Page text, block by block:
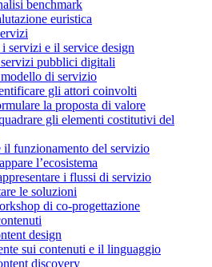
benchmark
euristica
servizi e il service design
servizi pubblici digitali
di servizio
gli attori coinvolti
la proposta di valore
gli elementi costitutivi del
il funzionamento del servizio
l’ecosistema
i flussi di servizio
le soluzioni
di co-progettazione
design
sui contenuti e il linguaggio
discovery